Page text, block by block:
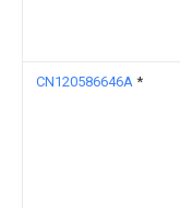
CN120586646A *